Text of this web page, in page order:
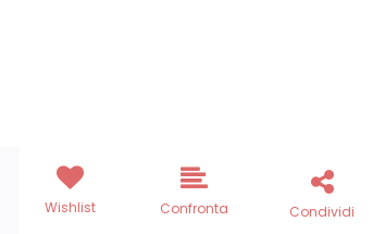
Wishlist Confronta Condividi